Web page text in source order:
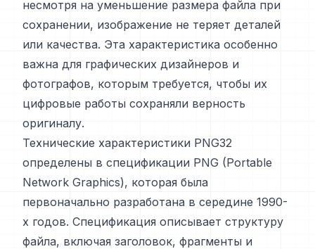
несмотря на уменьшение размера файла при
сохранении, изображение не теряет деталей
или качества. Эта характеристика особенно
важна для графических дизайнеров и
фотографов, которым требуется, чтобы их
цифровые работы сохраняли верность
оригиналу.
Технические характеристики PNG32
определены в спецификации PNG (Portable
Network Graphics), которая была
первоначально разработана в середине 1990-
х годов. Спецификация описывает структуру
файла, включая заголовок, фрагменты и